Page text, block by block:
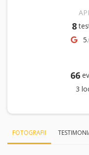
8
66
3
FOTOGRAFII